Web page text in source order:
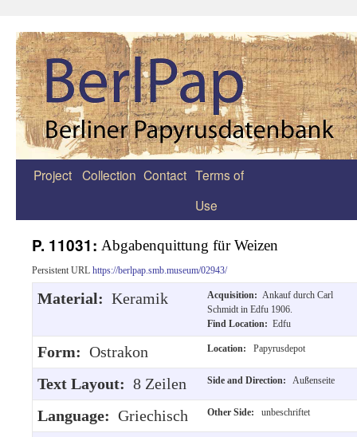
Zum
Project Collection Contact Terms of
Use
P. 11031: Abgabenquittung für Weizen
Persistent URL https://berlpap.smb.museum/02943/
Material: Keramik Acquisition: Ankauf durch Carl
Schmidt in Edfu 1906.
Find Location: Edfu
Form: Ostrakon Location: Papyrusdepot
Text Layout: 8 Zeilen Side and Direction: Außenseite
Language: Griechisch Other Side: unbeschriftet